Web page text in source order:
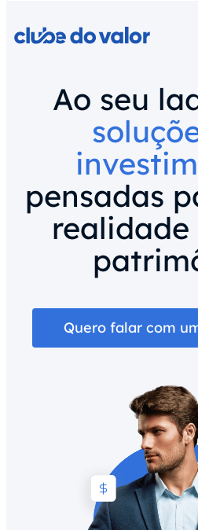
Ao seu
pensadas
realidade
Quero falar com